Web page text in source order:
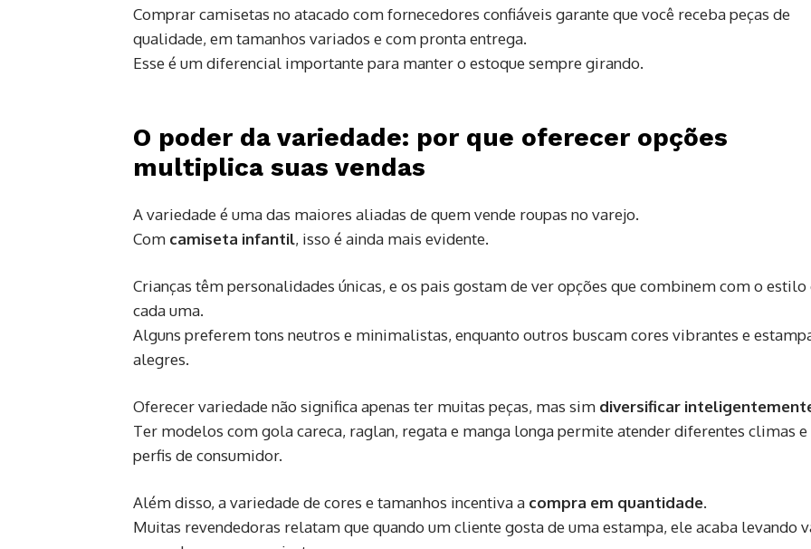
Comprar camisetas no atacado com fornecedores confiáveis garante que você receba peças de
qualidade, em tamanhos variados e com pronta entrega.
Esse é um diferencial importante para manter o estoque sempre girando.
O poder da variedade: por que oferecer opções
multiplica suas vendas
A variedade é uma das maiores aliadas de quem vende roupas no varejo.
Com camiseta infantil, isso é ainda mais evidente.
Crianças têm personalidades únicas, e os pais gostam de ver opções que combinem com o estilo
cada uma.
Alguns preferem tons neutros e minimalistas, enquanto outros buscam cores vibrantes e
alegres.
Oferecer variedade não significa apenas ter muitas peças, mas sim diversificar
Ter modelos com gola careca, raglan, regata e manga longa permite atender diferentes climas e
perfis de consumidor.
Além disso, a variedade de cores e tamanhos incentiva a compra em quantidade.
Muitas revendedoras relatam que quando um cliente gosta de uma estampa, ele acaba levando